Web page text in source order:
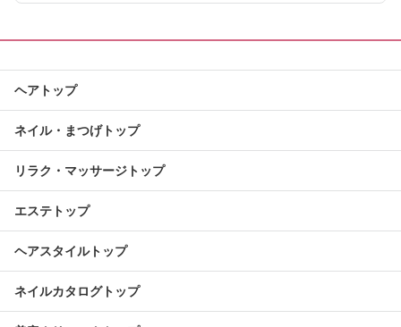
ヘアトップ
ネイル・まつげトップ
リラク・マッサージトップ
エステトップ
ヘアスタイルトップ
ネイルカタログトップ